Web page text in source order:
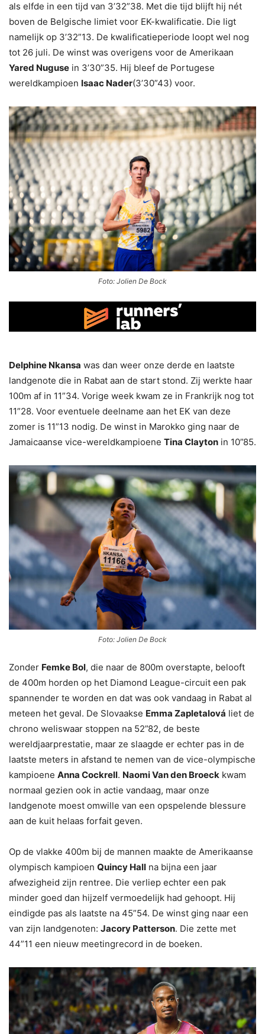
als elfde in een tijd van 3’32”38. Met die tijd blijft hij nét
boven de Belgische limiet voor EK-kwalificatie. Die ligt
namelijk op 3’32”13. De kwalificatieperiode loopt wel nog
tot 26 juli. De winst was overigens voor de Amerikaan
Yared Nuguse in 3’30”35. Hij bleef de Portugese
wereldkampioen Isaac Nader(3’30”43) voor.
Foto: Jolien De Bock
Delphine Nkansa was dan weer onze derde en laatste
landgenote die in Rabat aan de start stond. Zij werkte haar
100m af in 11”34. Vorige week kwam ze in Frankrijk nog tot
11”28. Voor eventuele deelname aan het EK van deze
zomer is 11”13 nodig. De winst in Marokko ging naar de
Jamaicaanse vice-wereldkampioene Tina Clayton in 10”85.
Foto: Jolien De Bock
Zonder Femke Bol, die naar de 800m overstapte, belooft
de 400m horden op het Diamond League-circuit een pak
spannender te worden en dat was ook vandaag in Rabat al
meteen het geval. De Slovaakse Emma Zapletalová liet de
chrono weliswaar stoppen na 52”82, de beste
wereldjaarprestatie, maar ze slaagde er echter pas in de
laatste meters in afstand te nemen van de vice-olympische
kampioene Anna Cockrell. Naomi Van den Broeck kwam
normaal gezien ook in actie vandaag, maar onze
landgenote moest omwille van een opspelende blessure
aan de kuit helaas forfait geven.
Op de vlakke 400m bij de mannen maakte de Amerikaanse
olympisch kampioen Quincy Hall na bijna een jaar
afwezigheid zijn rentree. Die verliep echter een pak
minder goed dan hijzelf vermoedelijk had gehoopt. Hij
eindigde pas als laatste na 45”54. De winst ging naar een
van zijn landgenoten: Jacory Patterson. Die zette met
44”11 een nieuw meetingrecord in de boeken.